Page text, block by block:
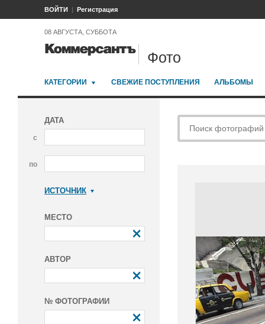
ВОЙТИ Регистрация
08 АВГУСТА, СУББОТА
Фото
КАТЕГОРИИ СВЕЖИЕ ПОСТУПЛЕНИЯ АЛЬБОМЫ
ДАТА
с
по
ИСТОЧНИК
МЕСТО
АВТОР
№ ФОТОГРАФИИ